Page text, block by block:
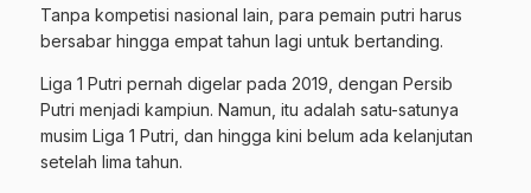
Tanpa kompetisi nasional lain, para pemain putri harus
bersabar hingga empat tahun lagi untuk bertanding.
Liga 1 Putri pernah digelar pada 2019, dengan Persib
Putri menjadi kampiun. Namun, itu adalah satu-satunya
musim Liga 1 Putri, dan hingga kini belum ada kelanjutan
setelah lima tahun.